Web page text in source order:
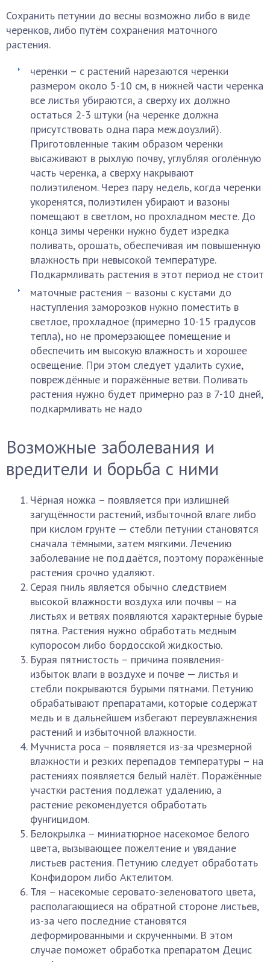
Сохранить петунии до весны возможно либо в виде
черенков, либо путём сохранения маточного
растения.
черенки – с растений нарезаются черенки
размером около 5-10 см, в нижней части черенка
все листья убираются, а сверху их должно
остаться 2-3 штуки (на черенке должна
присутствовать одна пара междоузлий).
Приготовленные таким образом черенки
высаживают в рыхлую почву, углубляя оголённую
часть черенка, а сверху накрывают
полиэтиленом. Через пару недель, когда черенки
укоренятся, полиэтилен убирают и вазоны
помещают в светлом, но прохладном месте. До
конца зимы черенки нужно будет изредка
поливать, орошать, обеспечивая им повышенную
влажность при невысокой температуре.
Подкармливать растения в этот период не стоит
маточные растения – вазоны с кустами до
наступления заморозков нужно поместить в
светлое, прохладное (примерно 10-15 градусов
тепла), но не промерзающее помещение и
обеспечить им высокую влажность и хорошее
освещение. При этом следует удалить сухие,
повреждённые и поражённые ветви. Поливать
растения нужно будет примерно раз в 7-10 дней,
подкармливать не надо
Возможные заболевания и
вредители и борьба с ними
Чёрная ножка – появляется при излишней
загущённости растений, избыточной влаге либо
при кислом грунте — стебли петунии становятся
сначала тёмными, затем мягкими. Лечению
заболевание не поддаётся, поэтому поражённые
растения срочно удаляют.
Серая гниль является обычно следствием
высокой влажности воздуха или почвы – на
листьях и ветвях появляются характерные бурые
пятна. Растения нужно обработать медным
купоросом либо бордосской жидкостью.
Бурая пятнистость – причина появления-
избыток влаги в воздухе и почве — листья и
стебли покрываются бурыми пятнами. Петунию
обрабатывают препаратами, которые содержат
медь и в дальнейшем избегают переувлажнения
растений и избыточной влажности.
Мучниста роса – появляется из-за чрезмерной
влажности и резких перепадов температуры – на
растениях появляется белый налёт. Поражённые
участки растения подлежат удалению, а
растение рекомендуется обработать
фунгицидом.
Белокрылка – миниатюрное насекомое белого
цвета, вызывающее пожелтение и увядание
листьев растения. Петунию следует обработать
Конфидором либо Актелитом.
Тля – насекомые серовато-зеленоватого цвета,
располагающиеся на обратной стороне листьев,
из-за чего последние становятся
деформированными и скрученными. В этом
случае поможет обработка препаратом Децис